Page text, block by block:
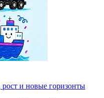
и новые горизонты